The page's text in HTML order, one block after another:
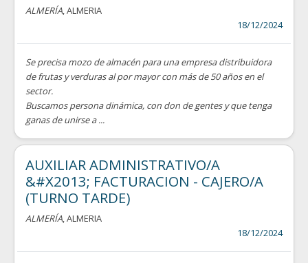
ALMERÍA, ALMERIA
18/12/2024
Se precisa mozo de almacén para una empresa distribuidora
de frutas y verduras al por mayor con más de 50 años en el
sector.
Buscamos persona dinámica, con don de gentes y que tenga
ganas de unirse a ...
AUXILIAR ADMINISTRATIVO/A
&#X2013; FACTURACION - CAJERO/A
(TURNO TARDE)
ALMERÍA, ALMERIA
18/12/2024